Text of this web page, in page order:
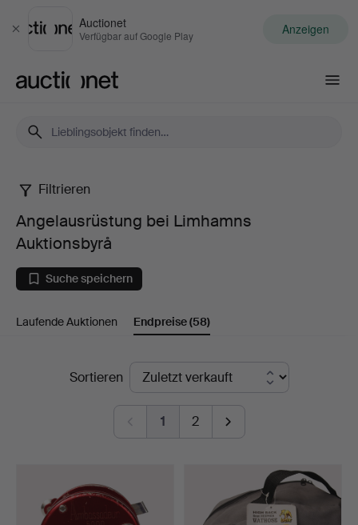
Schließen
Auctionet
Verfügbar auf Google Play Anzeigen
Angelausrüstung
bei
Limhamns
Auktionsbyrå
Filtrieren
Angelausrüstung bei Limhamns
Auktionsbyrå
Suche speichern
Laufende Auktionen Endpreise(58)
EndpreiseSortieren
1 2